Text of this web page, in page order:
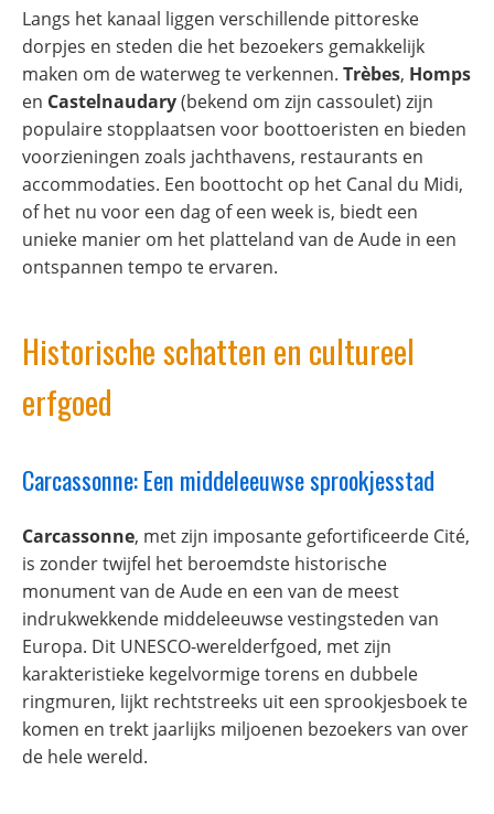
Langs het kanaal liggen verschillende pittoreske
dorpjes en steden die het bezoekers gemakkelijk
maken om de waterweg te verkennen. Trèbes, Homps
en Castelnaudary(bekend om zijn cassoulet) zijn
populaire stopplaatsen voor boottoeristen en bieden
voorzieningen zoals jachthavens, restaurants en
accommodaties. Een boottocht op het Canal du Midi,
of het nu voor een dag of een week is, biedt een
unieke manier om het platteland van de Aude in een
ontspannen tempo te ervaren.
Historische schatten en cultureel
erfgoed
Carcassonne: Een middeleeuwse sprookjesstad
Carcassonne, met zijn imposante gefortificeerde Cité,
is zonder twijfel het beroemdste historische
monument van de Aude en een van de meest
indrukwekkende middeleeuwse vestingsteden van
Europa. Dit UNESCO-werelderfgoed, met zijn
karakteristieke kegelvormige torens en dubbele
ringmuren, lijkt rechtstreeks uit een sprookjesboek te
komen en trekt jaarlijks miljoenen bezoekers van over
de hele wereld.